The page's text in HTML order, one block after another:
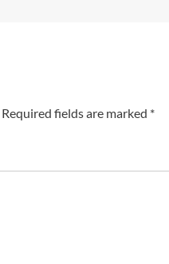
Required fields are marked *